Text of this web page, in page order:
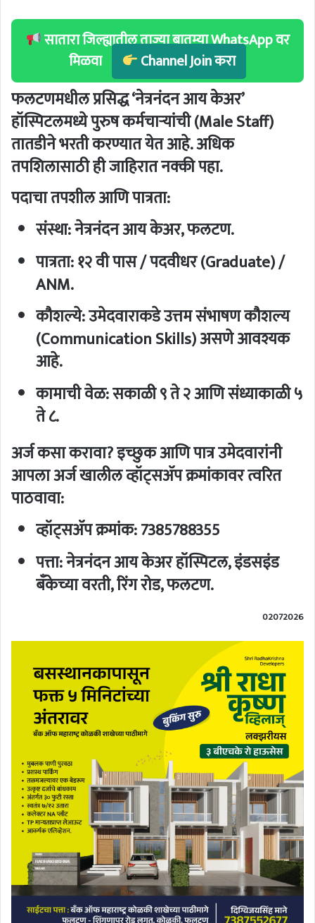
सातारा जिल्ह्यातील ताज्या बातम्या WhatsApp वर
मिळवा
Channel Join करा
फलटणमधील प्रसिद्ध ‘नेत्रनंदन आय केअर’
हॉस्पिटलमध्ये पुरुष कर्मचाऱ्यांची (Male Staff)
तातडीने भरती करण्यात येत आहे. अधिक
तपशिलासाठी ही जाहिरात नक्की पहा.
पदाचा तपशील आणि पात्रता:
संस्था:नेत्रनंदन आय केअर, फलटण.
पात्रता:१२ वी पास / पदवीधर (Graduate) /
ANM.
कौशल्ये:उमेदवाराकडे उत्तम संभाषण कौशल्य
(Communication Skills) असणे आवश्यक
आहे.
कामाची वेळ:सकाळी ९ ते २ आणि संध्याकाळी ५
ते ८.
अर्ज कसा करावा?इच्छुक आणि पात्र उमेदवारांनी
आपला अर्ज खालील व्हॉट्सॲप क्रमांकावर त्वरित
पाठवावा:
व्हॉट्सॲप क्रमांक:7385788355
पत्ता:नेत्रनंदन आय केअर हॉस्पिटल, इंडसइंड
बँकेच्या वरती, रिंग रोड, फलटण.
02072026